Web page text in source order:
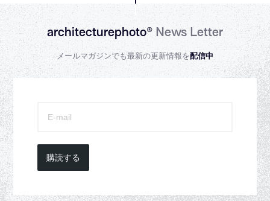
architecturephoto®News Letter
メールマガジンでも最新の更新情報を配信中
購読する